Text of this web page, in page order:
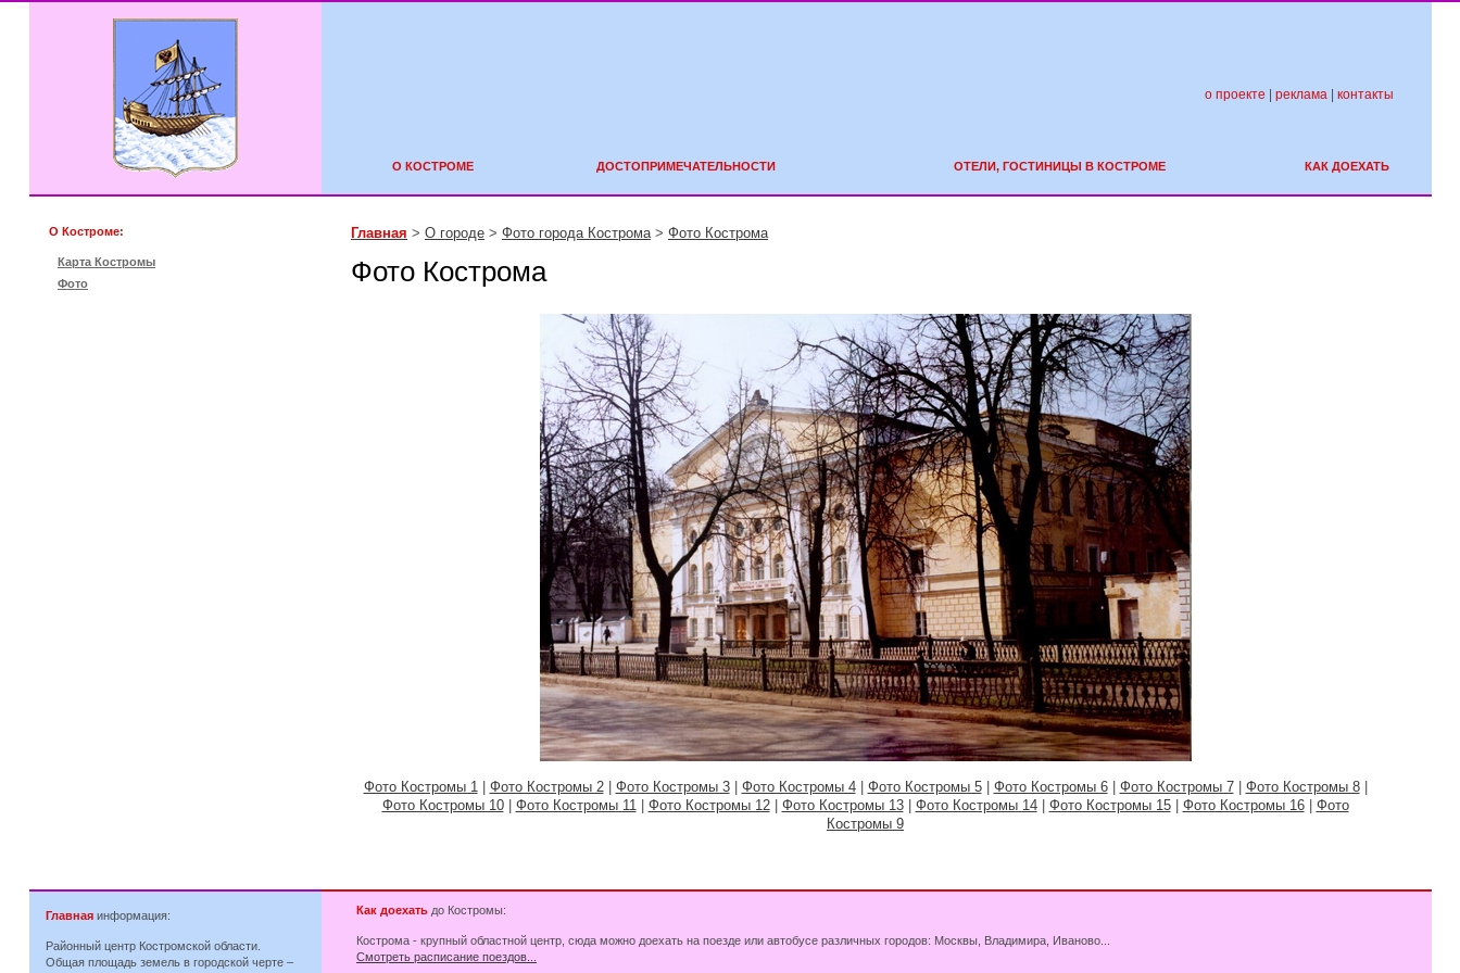
о проекте реклама контакты
О КОСТРОМЕ ДОСТОПРИМЕЧАТЕЛЬНОСТИ ОТЕЛИ, ГОСТИНИЦЫ В КОСТРОМЕ КАК ДОЕХАТЬ
О Костроме:
Карта Костромы
Фото
Главная > О городе > Фото города Кострома> Фото Кострома
Фото Кострома
Фото Костромы 1| Фото Костромы 2| Фото Костромы 3| Фото Костромы 4| Фото Костромы 5| Фото Костромы 6| Фото Костромы 7| Фото Костромы 8|
Фото Костромы 10| Фото Костромы 11| Фото Костромы 12| Фото Костромы 13| Фото Костромы 14| Фото Костромы 15| Фото Костромы 16| Фото
Костромы 9
Главная информация:
Районный центр Костромской области.
Общая площадь земель в городской черте –
Как доехать до Костромы:
Кострома - крупный областной центр, сюда можно доехать на поезде или автобусе различных городов: Москвы, Владимира, Иваново...
Смотреть расписание поездов...